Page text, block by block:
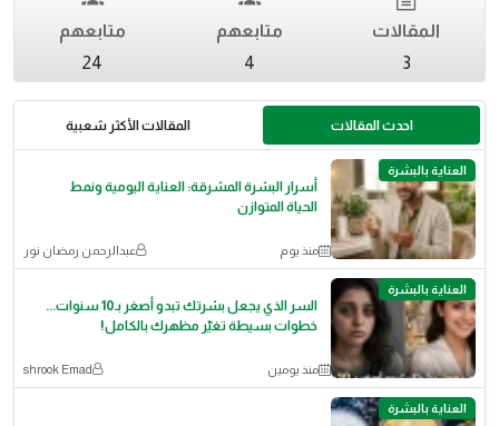
المقالات
3
متابعهم
4
متابعهم
24
احدث المقالات المقالات الأكثر شعبية
العناية بالبشرة
أسرار البشرة المشرقة: العناية اليومية ونمط
الحياة المتوازن
منذ يوم عبدالرحمن رمضان نور
العناية بالبشرة
السر الذي يجعل بشرتك تبدو أصغر بـ10 سنوات...
خطوات بسيطة تغيّر مظهرك بالكامل!
منذ يومين shrook Emad
العناية بالبشرة